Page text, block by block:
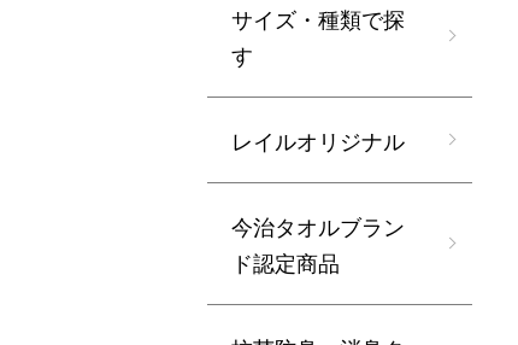
サイズ・種類で探
す
レイルオリジナル
今治タオルブラン
ド認定商品